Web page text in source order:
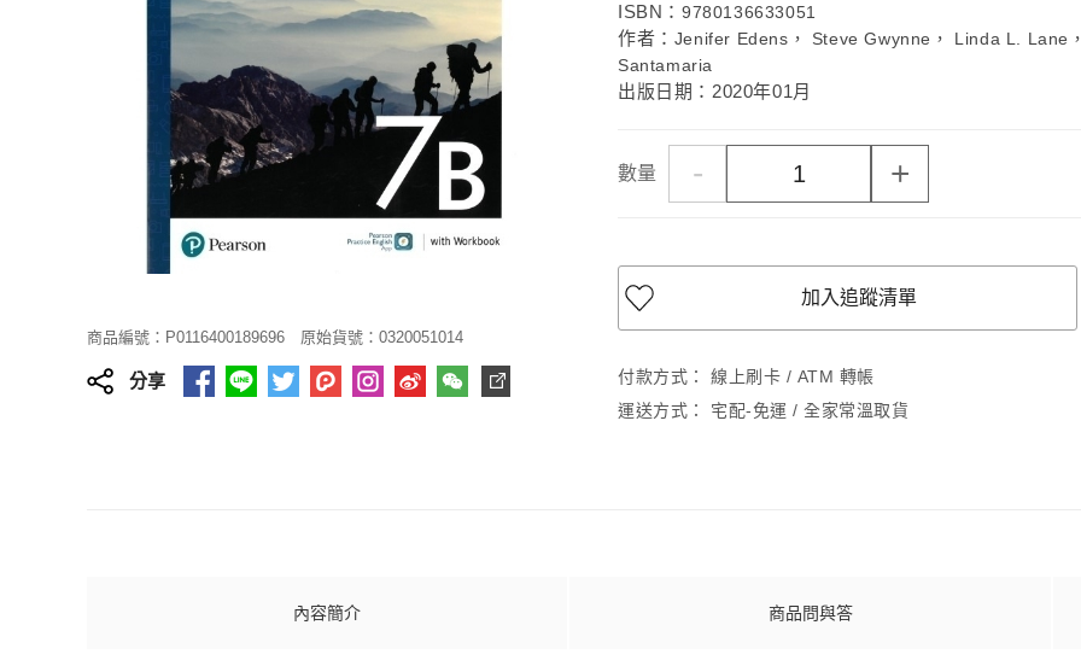
商品編號：P0116400189696 原始貨號：0320051014
分享
ISBN： 9780136633051
作者： Jenifer Edens， Steve Gwynne， Linda L.
Santamaria
出版日期：2020年01月
數量 - +
加入追蹤清單
付款方式：
線上刷卡 / ATM 轉帳
運送方式：
宅配-免運 / 全家常溫取貨
內容簡介 商品問與答